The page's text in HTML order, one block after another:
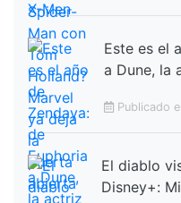
Este es el
a Dune, la
Publicado
El diablo
Disney+: